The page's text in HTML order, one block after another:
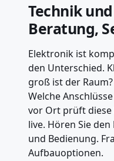
Technik
Beratung,
Elektronik ist
den Unterschied.
groß ist der
Welche
vor Ort prüft diese
live. Hören Sie
und Bedienung.
Aufbauoptionen.